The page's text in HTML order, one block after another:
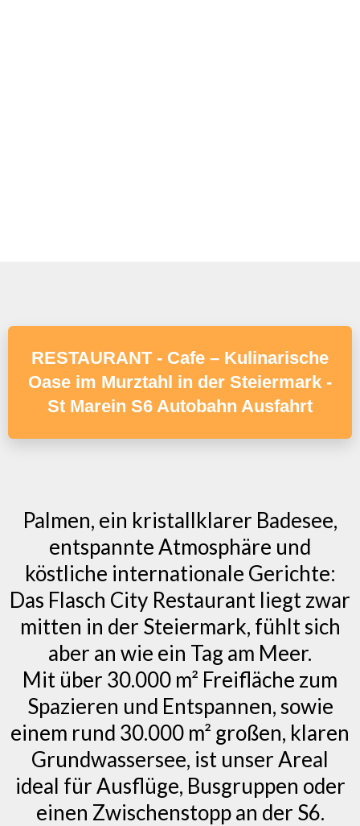
RESTAURANT - Cafe – Kulinarische
Oase im Murztahl in der Steiermark -
St Marein S6 Autobahn Ausfahrt
Palmen, ein kristallklarer Badesee,
entspannte Atmosphäre und
köstliche internationale Gerichte:
Das Flasch City Restaurant liegt zwar
mitten in der Steiermark, fühlt sich
aber an wie ein Tag am Meer.
Mit über 30.000 m² Freifläche zum
Spazieren und Entspannen, sowie
einem rund 30.000 m² großen, klaren
Grundwassersee, ist unser Areal
ideal für Ausflüge, Busgruppen oder
einen Zwischenstopp an der S6.